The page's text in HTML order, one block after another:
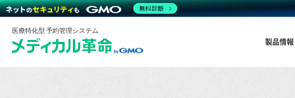
医療特化型 予約管理システム
製品情報
無料診断